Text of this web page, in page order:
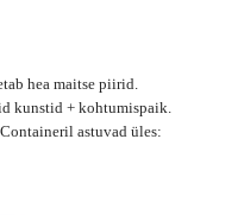
hea maitse piirid.
kunstid + kohtumispaik.
astuvad üles: